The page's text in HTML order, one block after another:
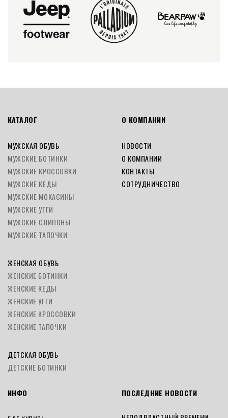
КАТАЛОГ
МУЖСКАЯ ОБУВЬ
МУЖСКИЕ БОТИНКИ
МУЖСКИЕ КРОССОВКИ
МУЖСКИЕ КЕДЫ
МУЖСКИЕ МОКАСИНЫ
МУЖСКИЕ УГГИ
МУЖСКИЕ СЛИПОНЫ
МУЖСКИЕ ТАПОЧКИ
ЖЕНСКАЯ ОБУВЬ
ЖЕНСКИЕ БОТИНКИ
ЖЕНСКИЕ КЕДЫ
ЖЕНСКИЕ УГГИ
ЖЕНСКИЕ КРОССОВКИ
ЖЕНСКИЕ ТАПОЧКИ
ДЕТСКАЯ ОБУВЬ
ДЕТСКИЕ БОТИНКИ
О КОМПАНИИ
НОВОСТИ
О КОМПАНИИ
КОНТАКТЫ
СОТРУДНИЧЕСТВО
ИНФО ПОСЛЕДНИЕ НОВОСТИ